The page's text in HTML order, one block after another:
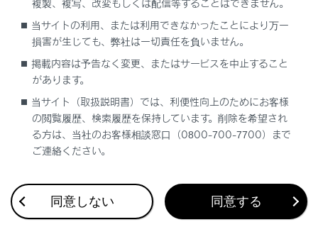
合わせて見られているページ
ドライブレコーダー
Apple CarPlay/Android Autoの使い方
複製、複写、改変もしくは配信等することはできません。
当サイトの利用、または利用できなかったことにより万一
損害が生じても、弊社は一切責任を負いません。
掲載内容は予告なく変更、またはサービスを中止すること
があります。
当サイト（取扱説明書）では、利便性向上のためにお客様
の閲覧履歴、検索履歴を保持しています。削除を希望され
る方は、当社のお客様相談窓口（0800-700-7700）まで
ご連絡ください。
同意しない 同意する